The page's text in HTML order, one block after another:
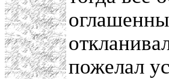
пожелал